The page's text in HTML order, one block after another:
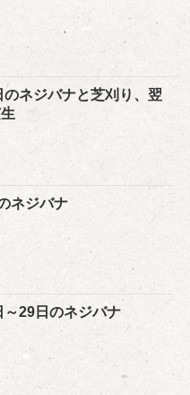
ネジバナと芝刈り、翌
ネジバナ
29日のネジバナ